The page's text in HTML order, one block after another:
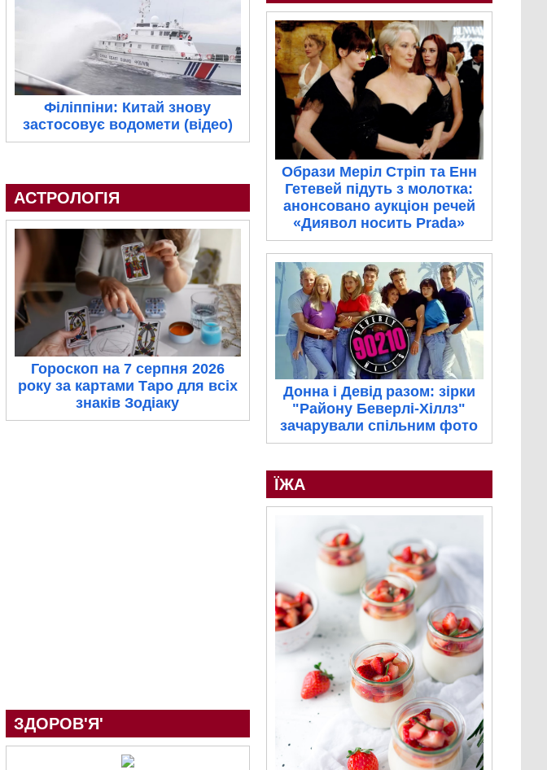
Філіппіни: Китай знову
застосовує водомети (відео)
АСТРОЛОГІЯ
Гороскоп на 7 серпня 2026
року за картами Таро для всіх
знаків Зодіаку
ЗДОРОВ'Я'
Образи Меріл Стріп та Енн
Гетевей підуть з молотка:
анонсовано аукціон речей
«Диявол носить Prada»
Донна і Девід разом: зірки
"Району Беверлі-Хіллз"
зачарували спільним фото
ЇЖА